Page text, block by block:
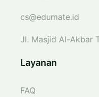
cs@edumate.id
Jl. Masjid Al-Akbar
Layanan
FAQ